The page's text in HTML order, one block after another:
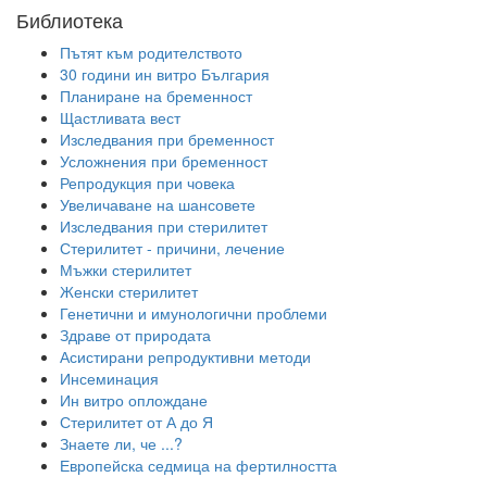
Библиотека
Пътят към родителството
30 години ин витро България
Планиране на бременност
Щастливата вест
Изследвания при бременност
Усложнения при бременност
Репродукция при човека
Увеличаване на шансовете
Изследвания при стерилитет
Стерилитет - причини, лечение
Мъжки стерилитет
Женски стерилитет
Генетични и имунологични проблеми
Здраве от природата
Асистирани репродуктивни методи
Инсеминация
Ин витро оплождане
Стерилитет от А до Я
Знаете ли, че ...?
Европейска седмица на фертилността